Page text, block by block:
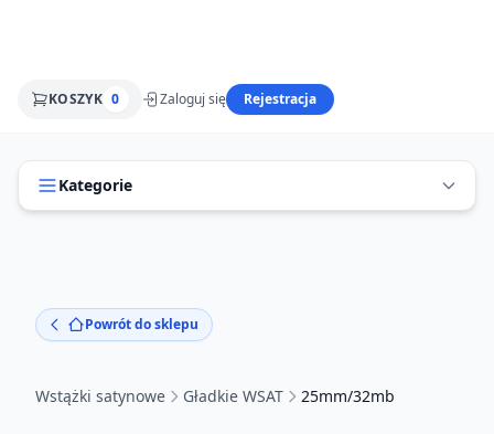
KOSZYK 0 Zaloguj się Rejestracja
Kategorie
Powrót do sklepu
Wstążki satynowe Gładkie WSAT 25mm/32mb